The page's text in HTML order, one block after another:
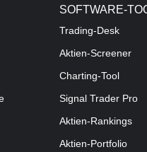
SOFTWARE-
Trading-Desk
Aktien-Screener
Charting-Tool
Signal Trader Pro
Aktien-Rankings
Aktien-Portfolio